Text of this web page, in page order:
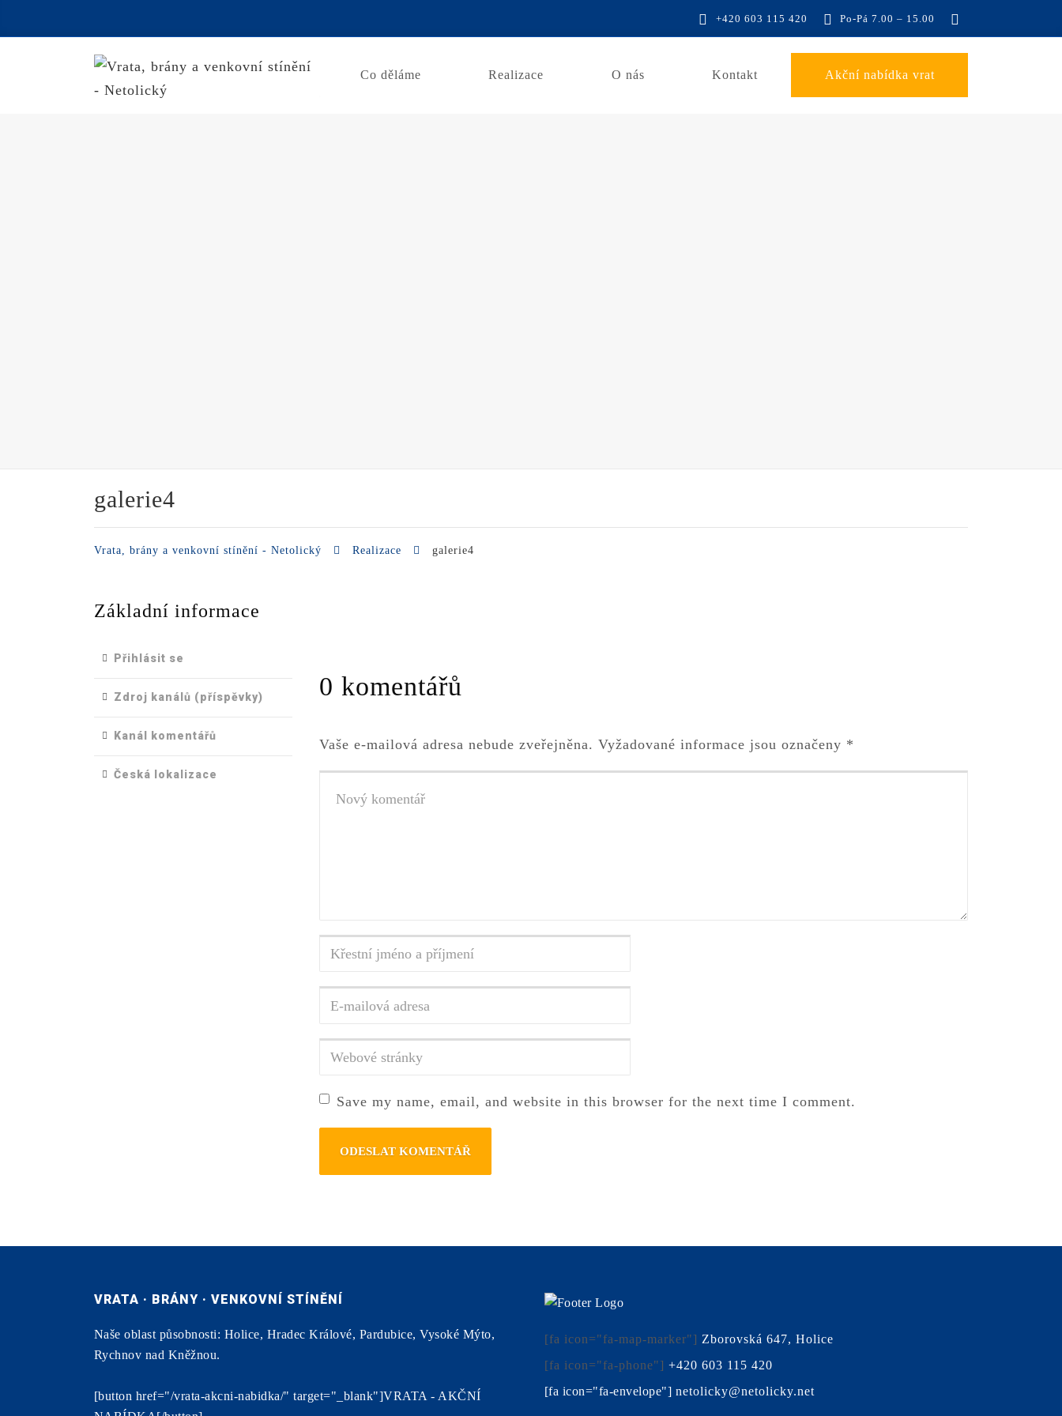
+420 603 115 420 Po-Pá 7.00 – 15.00
Co děláme Realizace O nás Kontakt Akční nabídka vrat
galerie4
Vrata, brány a venkovní stínění - Netolický Realizace galerie4
0 komentářů
Vaše e-mailová adresa nebude zveřejněna. Vyžadované informace jsou označeny *
komentář*
Křestní
aE-
adresa*
Webové
Save my name, email, and website in this browser for the next time I comment.
Základní informace
Přihlásit se
Zdroj kanálů (příspěvky)
Kanál komentářů
Česká lokalizace
VRATA · BRÁNY · VENKOVNÍ STÍNĚNÍ
Naše oblast působnosti: Holice, Hradec Králové, Pardubice, Vysoké Mýto,
Rychnov nad Kněžnou.
[button href="/vrata-akcni-nabidka/" target="_blank"]VRATA - AKČNÍ
[fa icon="fa-map-marker"] Zborovská 647, Holice
[fa icon="fa-phone"] +420 603 115 420
[fa icon="fa-envelope"] netolicky@netolicky.net